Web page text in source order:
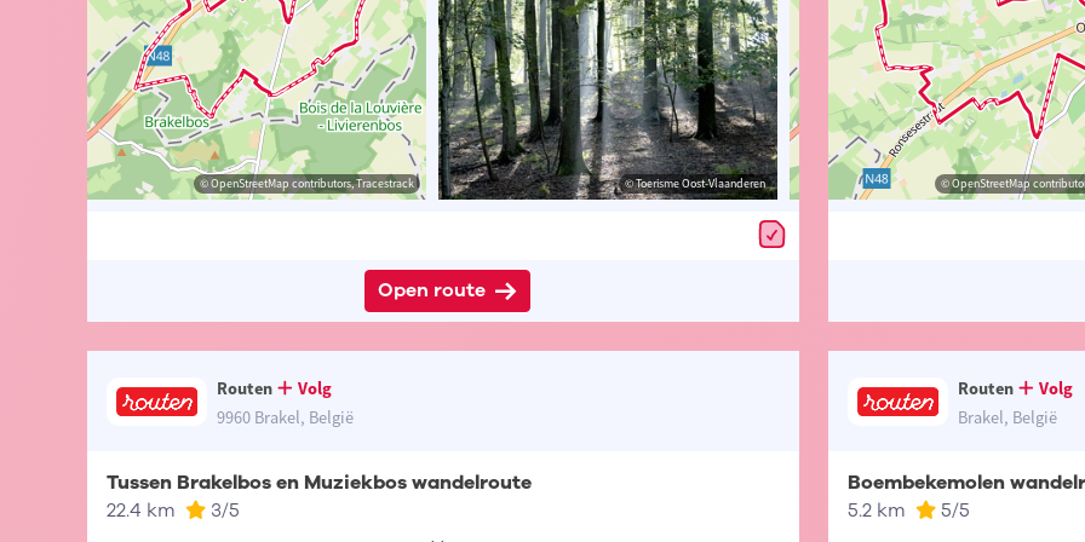
© OpenStreetMap contributors, Tracestrack © Toerisme Oost-Vlaanderen © OpenStreetMap contributors,
Open route
Oost-Vlaanderen © OpenStreetMap contributors, Tracestrack © Toerisme Oost-Vlaanderen © OpenStreetMap
Routen
Volg
9960 Brakel, België
Tussen Brakelbos en Muziekbos wandelroute
22.4 km 3/5
Routen
Volg
Brakel, België
Boembekemolen
5.2 km 5/5